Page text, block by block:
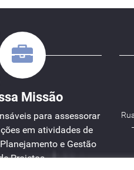
Missão
para assessorar
em atividades de
e Gestão
Projetos.